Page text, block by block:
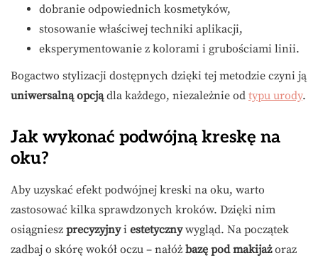
dobranie odpowiednich kosmetyków,
stosowanie właściwej techniki aplikacji,
eksperymentowanie z kolorami i grubościami linii.
Bogactwo stylizacji dostępnych dzięki tej metodzie czyni ją
uniwersalną opcjądla każdego, niezależnie od typu urody.
Jak wykonać podwójną kreskę na
oku?
Aby uzyskać efekt podwójnej kreski na oku, warto
zastosować kilka sprawdzonych kroków. Dzięki nim
osiągniesz precyzyjnyi estetycznywygląd. Na początek
zadbaj o skórę wokół oczu – nałóż bazę pod makijażoraz